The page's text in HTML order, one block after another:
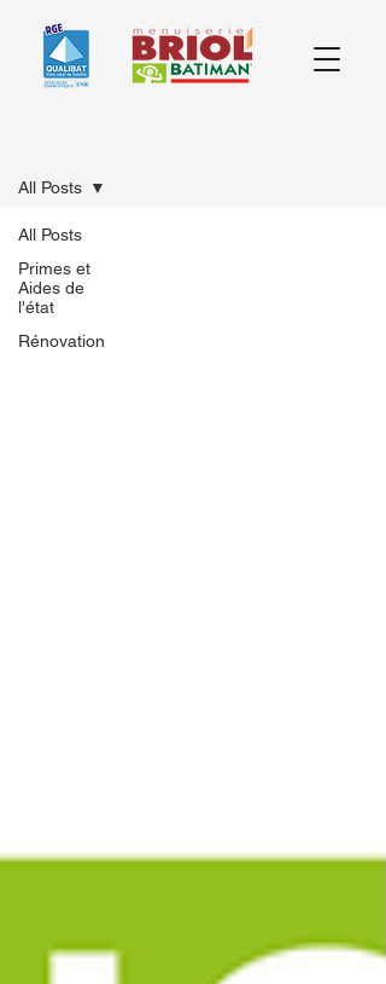
All Posts
Primes et
Aides de
l'état
Rénovation
All Posts